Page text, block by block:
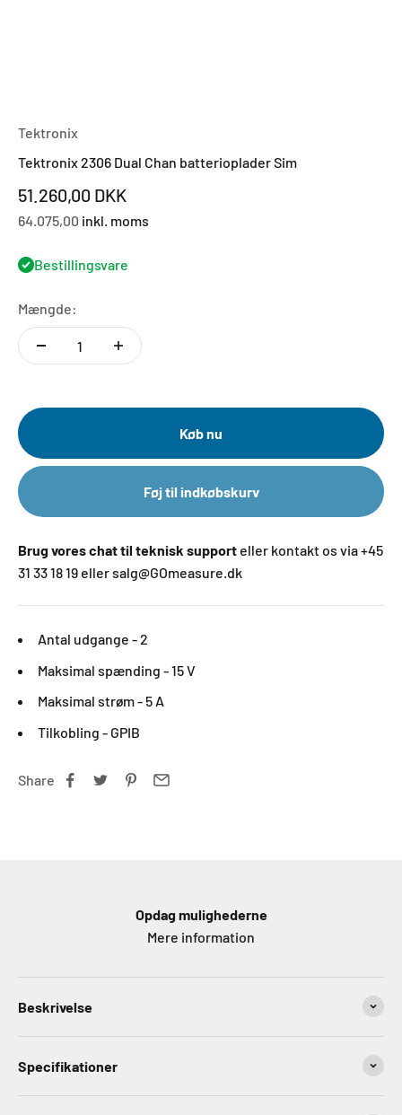
Tektronix
Tektronix 2306 Dual Chan batterioplader Sim
Salgspris
51.260,00 DKK
64.075,00 inkl. moms
Bestillingsvare
Mængde:
Køb nu
Føj til indkøbskurv
Brug vores chat til teknisk support eller kontakt os via +45
31 33 18 19 eller salg@GOmeasure.dk
Antal udgange - 2
Maksimal spænding - 15 V
Maksimal strøm - 5 A
Tilkobling - GPIB
Share
Opdag mulighederne
Mere information
Beskrivelse
Specifikationer